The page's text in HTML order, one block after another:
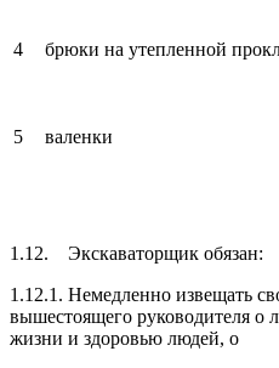
4 брюки на утепленной
5 валенки
1.12. Экскаваторщик обязан:
1.12.1. Немедленно извещать
вышестоящего руководителя
жизни и здоровью людей, о